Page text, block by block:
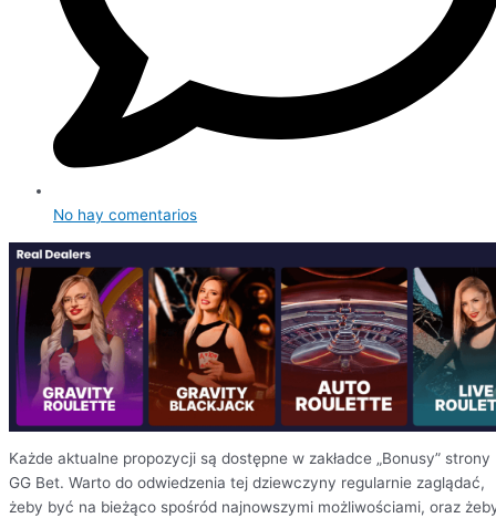
No hay comentarios
Każde aktualne propozycji są dostępne w zakładce „Bonusy” strony
GG Bet. Warto do odwiedzenia tej dziewczyny regularnie zaglądać,
żeby być na bieżąco spośród najnowszymi możliwościami, oraz